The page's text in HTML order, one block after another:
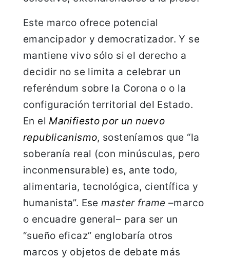
Este marco ofrece potencial
emancipador y democratizador. Y se
mantiene vivo sólo si el derecho a
decidir no se limita a celebrar un
referéndum sobre la Corona o o la
configuración territorial del Estado.
En elManifiesto por un nuevo
republicanismo, sosteníamos que “la
soberanía real (con minúsculas, pero
inconmensurable) es, ante todo,
alimentaria, tecnológica, científica y
humanista”. Esemaster frame –marco
o encuadre general– para ser un
“sueño eficaz” englobaría otros
marcos y objetos de debate más